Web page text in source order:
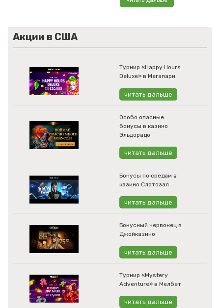
Акции в США
Турнир «Happy Hours
Deluxe» в Мегапари
читать дальше
Особо опасные
бонусы в казино
Эльдорадо
читать дальше
Бонусы по средам в
казино Слотозал
читать дальше
Бонусный червонец в
Джойказино
читать дальше
Турнир «Mystery
Adventure» в Мелбет
читать дальше